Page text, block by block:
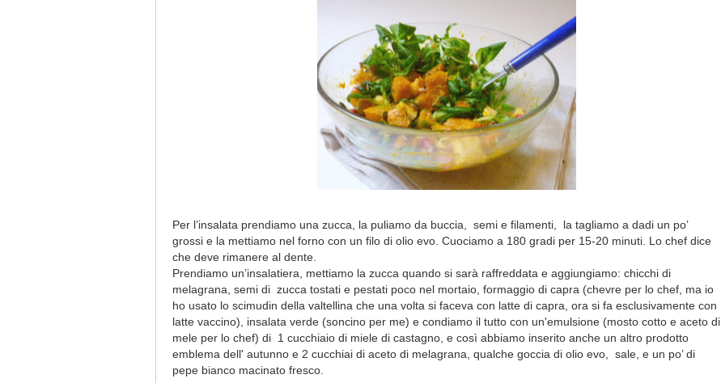
Per l’insalata prendiamo una zucca, la puliamo da buccia, semi e filamenti, la tagliamo a dadi un po’
grossi e la mettiamo nel forno con un filo di olio evo. Cuociamo a 180 gradi per 15-20 minuti. Lo chef dice
che deve rimanere al dente.
Prendiamo un’insalatiera, mettiamo la zucca quando si sarà raffreddata e aggiungiamo: chicchi di
melagrana, semi di zucca tostati e pestati poco nel mortaio, formaggio di capra (chevre per lo chef, ma io
ho usato lo scimudin della valtellina che una volta si faceva con latte di capra, ora si fa esclusivamente con
latte vaccino), insalata verde (soncino per me) e condiamo il tutto con un'emulsione (mosto cotto e aceto di
mele per lo chef) di 1 cucchiaio di miele di castagno, e così abbiamo inserito anche un altro prodotto
emblema dell' autunno e 2 cucchiai di aceto di melagrana, qualche goccia di olio evo, sale, e un po’ di
pepe bianco macinato fresco.